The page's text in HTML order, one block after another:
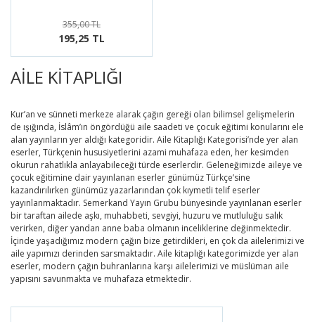
355,00 TL
195,25 TL
AİLE KİTAPLIĞI
Kur’an ve sünneti merkeze alarak çağın gereği olan bilimsel gelişmelerin
de ışığında, İslâm’ın öngördüğü aile saadeti ve çocuk eğitimi konularını ele
alan yayınların yer aldığı kategoridir. Aile Kitaplığı Kategorisi’nde yer alan
eserler, Türkçenin hususiyetlerini azami muhafaza eden, her kesimden
okurun rahatlıkla anlayabileceği türde eserlerdir. Geleneğimizde aileye ve
çocuk eğitimine dair yayınlanan eserler günümüz Türkçe’sine
kazandırılırken günümüz yazarlarından çok kıymetli telif eserler
yayınlanmaktadır. Semerkand Yayın Grubu bünyesinde yayınlanan eserler
bir taraftan ailede aşkı, muhabbeti, sevgiyi, huzuru ve mutluluğu salık
verirken, diğer yandan anne baba olmanın inceliklerine değinmektedir.
İçinde yaşadığımız modern çağın bize getirdikleri, en çok da ailelerimizi ve
aile yapımızı derinden sarsmaktadır. Aile kitaplığı kategorimizde yer alan
eserler, modern çağın buhranlarına karşı ailelerimizi ve müslüman aile
yapısını savunmakta ve muhafaza etmektedir.